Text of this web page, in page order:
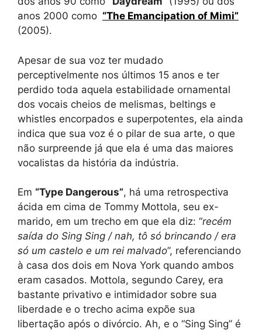
anos 2000 como “The Emancipation of Mimi”
(2005).
Apesar de sua voz ter mudado
perceptivelmente nos últimos 15 anos e ter
perdido toda aquela estabilidade ornamental
dos vocais cheios de melismas, beltings e
whistles encorpados e superpotentes, ela ainda
indica que sua voz é o pilar de sua arte, o que
não surpreende já que ela é uma das maiores
vocalistas da história da indústria.
Em “Type Dangerous”, há uma retrospectiva
ácida em cima de Tommy Mottola, seu ex-
marido, em um trecho em que ela diz: “recém
saída do Sing Sing / nah, tô só brincando / era
só um castelo e um rei malvado”, referenciando
à casa dos dois em Nova York quando ambos
eram casados. Mottola, segundo Carey, era
bastante privativo e intimidador sobre sua
liberdade e o trecho acima expõe sua
libertação após o divórcio. Ah, e o “Sing Sing” é